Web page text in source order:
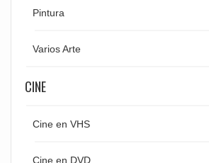
Pintura
Varios Arte
CINE
Cine en VHS
Cine en DVD